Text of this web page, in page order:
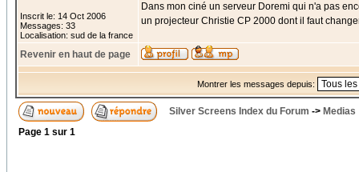
Inscrit le: 14 Oct 2006
Messages: 33
Localisation: sud de la france
Dans mon ciné un serveur Doremi qui n'a pas
un projecteur Christie CP 2000 dont il faut
Revenir en haut de page
Montrer les messages depuis:
Silver Screens Index du Forum -> Medias
Page 1 sur 1